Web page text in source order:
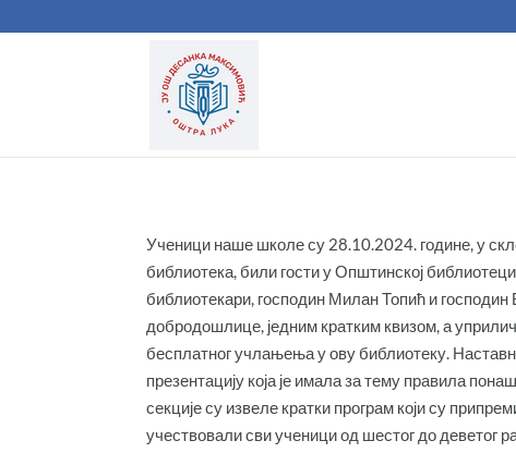
Ученици наше школе су 28.10.2024. године, у
библиотека, били гости у Општинској
библиотекари, господин Милан Топић и
добродошлице, једним кратким квизом, а
бесплатног учлањења у ову библиотеку.
презентацију која је имала за тему правила
секције су извеле кратки програм који су
учествовали сви ученици од шестог до деветог